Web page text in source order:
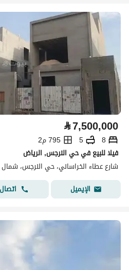
⃁7,500,000
8
5
795 م2
فيلا للبيع في حي النرجس, الرياض
شارع عطاء الخراساني، حي النرجس، شمال
الإيميل
اتصال